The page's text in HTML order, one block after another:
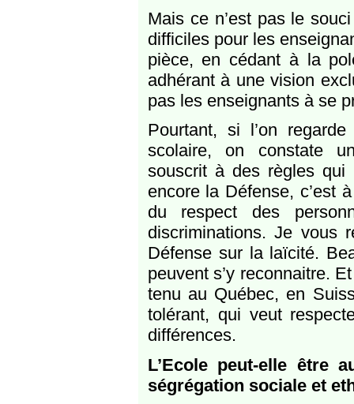
Mais ce n’est pas le
difficiles pour les
pièce, en cédant à la
adhérant à une vision
pas les enseignants à se
Pourtant, si l’on
scolaire, on constate
souscrit à des règles qui
encore la Défense, c’est
du respect des
discriminations. Je vous
Défense sur la laïcité.
peuvent s’y reconnaitre.
tenu au Québec, en
tolérant, qui veut
différences.
L’Ecole peut-elle être
ségrégation sociale et